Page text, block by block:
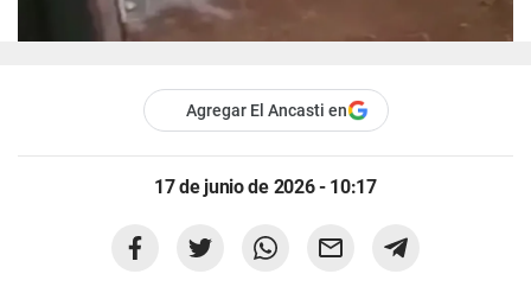
Agregar El Ancasti en
17 de junio de 2026 - 10:17